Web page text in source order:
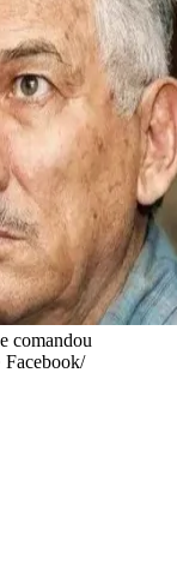
comandou
Facebook/